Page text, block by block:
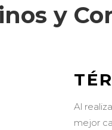
y
Al
mejor